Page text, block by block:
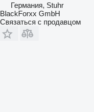
Германия, Stuhr
BlackForxx GmbH
Связаться с продавцом